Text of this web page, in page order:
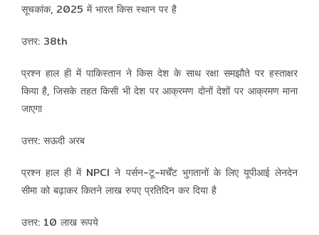
सूचकांक, 2025 में भारत किस स्थान पर है
उत्तर: 38th
प्रश्न हाल ही में पाकिस्तान ने किस देश के साथ रक्षा समझौते पर हस्ताक्षर
किया है, जिसके तहत किसी भी देश पर आक्रमण दोनों देशों पर आक्रमण माना
जाएगा
उत्तर: सऊदी अरब
प्रश्न हाल ही में NPCI ने पर्सन-टू-मर्चेंट भुगतानों के लिए यूपीआई लेनदेन
सीमा को बढ़ाकर कितने लाख रुपए प्रतिदिन कर दिया है
उत्तर: 10 लाख रूपये